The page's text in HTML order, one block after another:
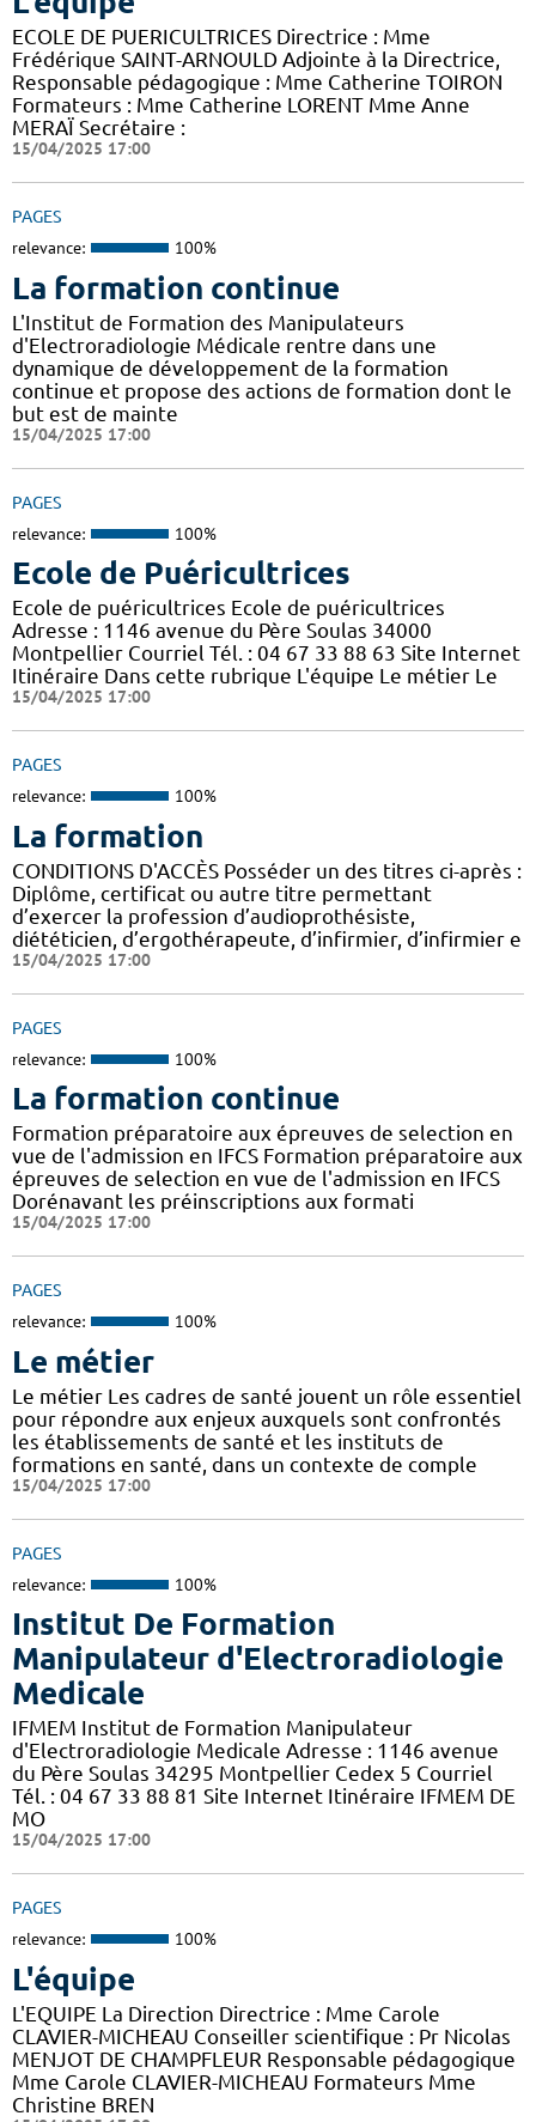
ECOLE DE PUERICULTRICES Directrice : Mme
Frédérique SAINT-ARNOULD Adjointe à la Directrice,
Responsable pédagogique : Mme Catherine TOIRON
Formateurs : Mme Catherine LORENT Mme Anne
MERAÏ Secrétaire :
15/04/2025 17:00
PAGES
relevance: 100%
La formation continue
L'Institut de Formation des Manipulateurs
d'Electroradiologie Médicale rentre dans une
dynamique de développement de la formation
continue et propose des actions de formation dont le
but est de mainte
15/04/2025 17:00
PAGES
relevance: 100%
Ecole de Puéricultrices
Ecole de puéricultrices Ecole de puéricultrices
Adresse : 1146 avenue du Père Soulas 34000
Montpellier Courriel Tél. : 04 67 33 88 63 Site Internet
Itinéraire Dans cette rubrique L'équipe Le métier Le
15/04/2025 17:00
PAGES
relevance: 100%
La formation
CONDITIONS D'ACCÈS Posséder un des titres ci-après :
Diplôme, certificat ou autre titre permettant
d’exercer la profession d’audioprothésiste,
diététicien, d’ergothérapeute, d’infirmier, d’infirmier e
15/04/2025 17:00
PAGES
relevance: 100%
La formation continue
Formation préparatoire aux épreuves de selection en
vue de l'admission en IFCS Formation préparatoire aux
épreuves de selection en vue de l'admission en IFCS
Dorénavant les préinscriptions aux formati
15/04/2025 17:00
PAGES
relevance: 100%
Le métier
Le métier Les cadres de santé jouent un rôle essentiel
pour répondre aux enjeux auxquels sont confrontés
les établissements de santé et les instituts de
formations en santé, dans un contexte de comple
15/04/2025 17:00
PAGES
relevance: 100%
Institut De Formation
Manipulateur d'Electroradiologie
Medicale
IFMEM Institut de Formation Manipulateur
d'Electroradiologie Medicale Adresse : 1146 avenue
du Père Soulas 34295 Montpellier Cedex 5 Courriel
Tél. : 04 67 33 88 81 Site Internet Itinéraire IFMEM DE
MO
15/04/2025 17:00
PAGES
relevance: 100%
L'équipe
L'EQUIPE La Direction Directrice : Mme Carole
CLAVIER-MICHEAU Conseiller scientifique : Pr Nicolas
MENJOT DE CHAMPFLEUR Responsable pédagogique
Mme Carole CLAVIER-MICHEAU Formateurs Mme
Christine BREN